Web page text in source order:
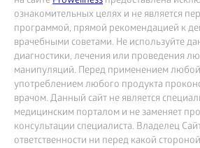
ознакомительных целях и не является
программой, прямой рекомендацией к
врачебными советами. Не используйте
диагностики, лечения или проведения
манипуляций. Перед применением
употреблением любого продукта
врачом. Данный сайт не является
медицинским порталом и не заменяет
консультации специалиста. Владелец
ответственности ни перед какой